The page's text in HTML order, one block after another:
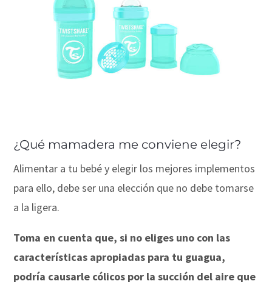
¿Qué mamadera me conviene elegir?
Alimentar a tu bebé y elegir los mejores implementos
para ello, debe ser una elección que no debe tomarse
a la ligera.
Toma en cuenta que, si no eliges uno con las
características apropiadas para tu guagua,
podría causarle cólicos por la succión del aire que